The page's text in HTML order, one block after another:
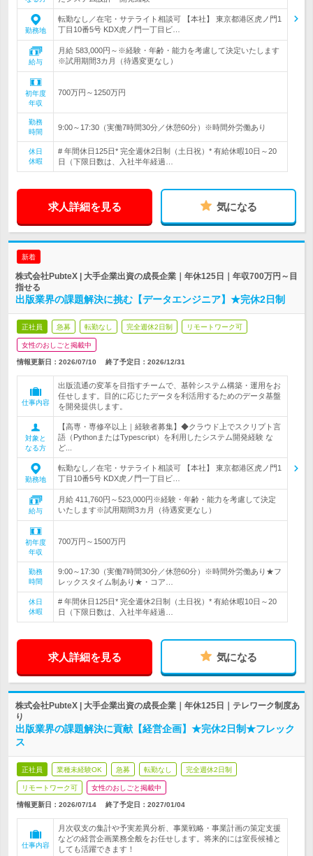
勤務地
転勤なし／在宅・サテライト相談可 【本社】 東京都港区虎ノ門1
丁目10番5号 KDX虎ノ門一丁目ビ…
給与
月給 583,000円～※経験・年齢・能力を考慮して決定いたします
※試用期間3カ月（待遇変更なし）
初年度
年収
700万円～1250万円
勤務
時間
9:00～17:30（実働7時間30分／休憩60分）※時間外労働あり
休日
休暇
# 年間休日125日* 完全週休2日制（土日祝）* 有給休暇10日～20
日（下限日数は、入社半年経過…
求人詳細を見る 気になる
新着
株式会社PubteX | 大手企業出資の成長企業｜年休125日｜年収700万円～目
指せる
出版業界の課題解決に挑む【データエンジニア】★完休2日制
正社員 急募 転勤なし 完全週休2日制 リモートワーク可
女性のおしごと掲載中
情報更新日：2026/07/10 終了予定日： 2026/12/31
仕事内容
出版流通の変革を目指すチームで、基幹システム構築・運用をお
任せします。目的に応じたデータを利活用するためのデータ基盤
を開発提供します。
対象と
なる方
【高専・専修卒以上｜経験者募集】◆クラウド上でスクリプト言
語（PythonまたはTypescript）を利用したシステム開発経験 な
ど...
勤務地
転勤なし／在宅・サテライト相談可 【本社】 東京都港区虎ノ門1
丁目10番5号 KDX虎ノ門一丁目ビ…
給与
月給 411,760円～523,000円※経験・年齢・能力を考慮して決定
いたします※試用期間3カ月（待遇変更なし）
初年度
年収
700万円～1500万円
勤務
時間
9:00～17:30（実働7時間30分／休憩60分）※時間外労働あり★フ
レックスタイム制あり★・コア…
休日
休暇
# 年間休日125日* 完全週休2日制（土日祝）* 有給休暇10日～20
日（下限日数は、入社半年経過…
求人詳細を見る 気になる
株式会社PubteX | 大手企業出資の成長企業｜年休125日｜テレワーク制度あ
り
出版業界の課題解決に貢献【経営企画】★完休2日制★フレック
ス
正社員 業種未経験OK 急募 転勤なし 完全週休2日制
リモートワーク可 女性のおしごと掲載中
情報更新日：2026/07/14 終了予定日： 2027/01/04
仕事内容
月次収支の集計や予実差異分析、事業戦略・事業計画の策定支援
などの経営企画業務全般をお任せします。将来的には室長候補と
しても活躍できます！